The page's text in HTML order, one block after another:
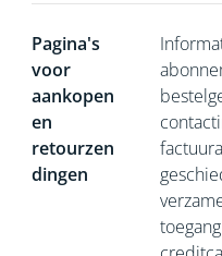
Pagina's
voor
aankopen
en
retourzen
dingen